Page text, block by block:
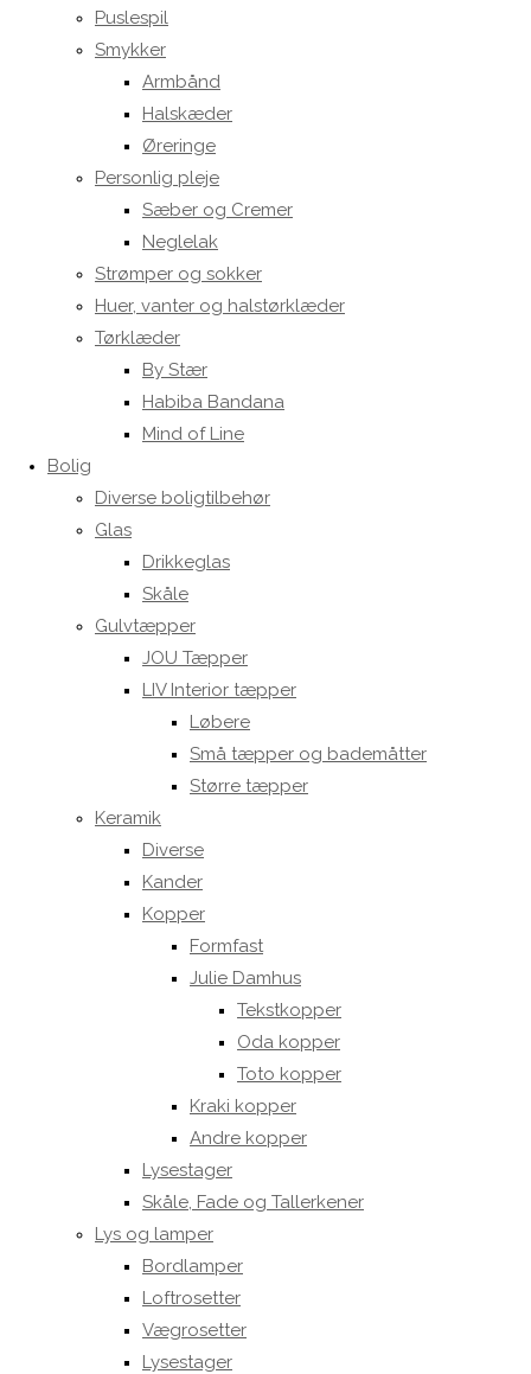
Puslespil
Smykker
Armbånd
Halskæder
Øreringe
Personlig pleje
Sæber og Cremer
Neglelak
Strømper og sokker
Huer, vanter og halstørklæder
Tørklæder
By Stær
Habiba Bandana
Mind of Line
Bolig
Diverse boligtilbehør
Glas
Drikkeglas
Skåle
Gulvtæpper
JOU Tæpper
LIV Interior tæpper
Løbere
Små tæpper og bademåtter
Større tæpper
Keramik
Diverse
Kander
Kopper
Formfast
Julie Damhus
Tekstkopper
Oda kopper
Toto kopper
Kraki kopper
Andre kopper
Lysestager
Skåle, Fade og Tallerkener
Lys og lamper
Bordlamper
Loftrosetter
Vægrosetter
Lysestager